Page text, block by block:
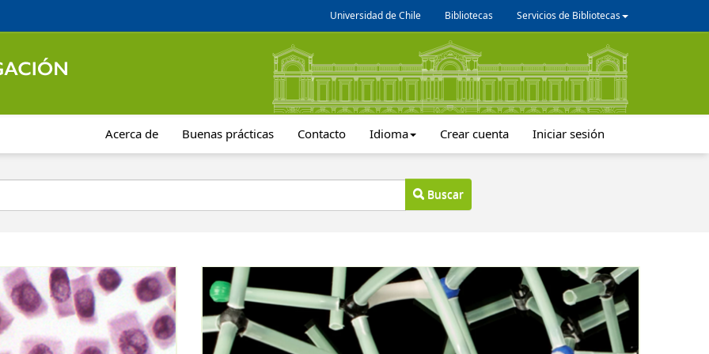
Universidad de Chile Bibliotecas Servicios de Bibliotecas
Acerca de Buenas prácticas Contacto Idioma Crear cuenta Iniciar sesión
Buscar